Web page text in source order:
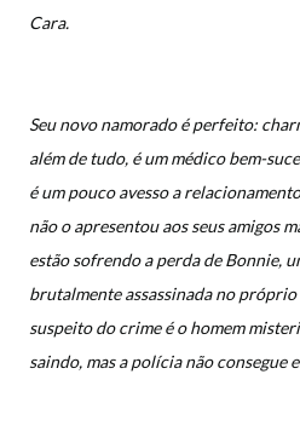
Cara.
Seu novo namorado é perfeito:
além de tudo, é um médico bem-
é um pouco avesso a
não o apresentou aos seus amigos
estão sofrendo a perda de Bonnie,
brutalmente assassinada no
suspeito do crime é o homem
saindo, mas a polícia não consegue